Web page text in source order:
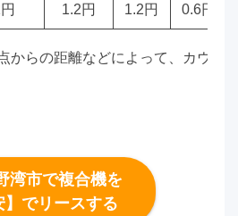
1.2円 1.2円 0.6円
からの距離などによって、カウン
湾市で複合機を
】でリースする